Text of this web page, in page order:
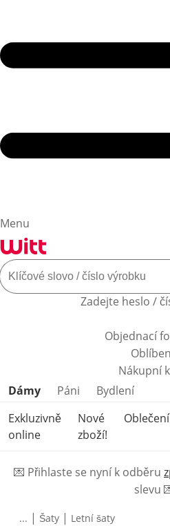
Menu
Zadejte heslo /
Objednací
Nákupní
Přeskočit kategorie produktů
Dámy Páni
Bydlení
Exkluzivně
online
Nové
zboží!
Oblečení
💌 Přihlaste se nyní k odběru
slevu
... | Šaty | Letní šaty